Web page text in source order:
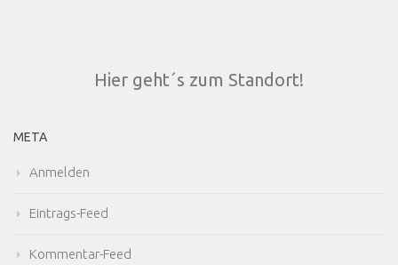
Hier geht´s zum Standort!
META
Anmelden
Eintrags-Feed
Kommentar-Feed